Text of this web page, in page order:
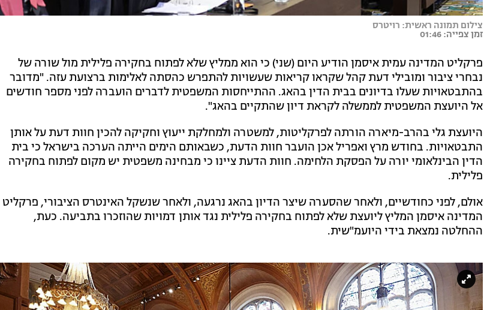
צילום תמונה ראשית: רויטרס
זמן צפייה: 01:46
פרקליט המדינה עמית איסמן הודיע היום (שני) כי הוא ממליץ שלא לפתוח בחקירה פלילית מול שורה של
נבחרי ציבור ומובילי דעת קהל שקראו קריאות שעשויות להתפרש כהסתה לאלימות ברצועת עזה. "מדובר
בהתבטאויות שעלו בדיונים בבית הדין בהאג. ההתייחסות המשפטית לדברים הועברה לפני מספר חודשים
אל היועצת המשפטית לממשלה לקראת דיון שהתקיים בהאג".
היועצת גלי בהרב-מיארה הורתה לפרקליטות, למשטרה ולמחלקת ייעוץ וחקיקה להכין חוות דעת על אותן
התבטאויות. בחודש מרץ ואפריל אכן הועבר חוות הדעת, כשבאותם הימים הייתה הערכה בישראל כי בית
הדין הבינלאומי יורה על הפסקת הלחימה. חוות הדעת ציינו כי מבחינה משפטית יש מקום לפתוח בחקירה
פלילית.
אולם, לפני כחודשיים, ולאחר שהסערה שיצר הדיון בהאג נרגעה, ולאחר שנשקל האינטרס הציבורי, פרקליט
המדינה איסמן המליץ ליועצת שלא לפתוח בחקירה פלילית נגד אותן דמויות שהוזכרו בתביעה. כעת,
ההחלטה נמצאת בידי היועמ"שית.